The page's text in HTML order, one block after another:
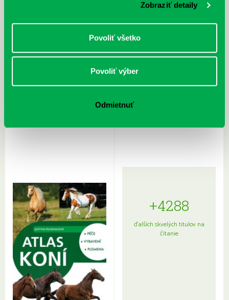
Zobraziť detaily
Povoliť všetko
Povoliť výber
Odmietnuť
Rudź, Przemyslaw: Atlas hviezd:
Hardy, Paula: Japonsko na tanieri:
+4288
ďalších skvelých titulov na
čítanie